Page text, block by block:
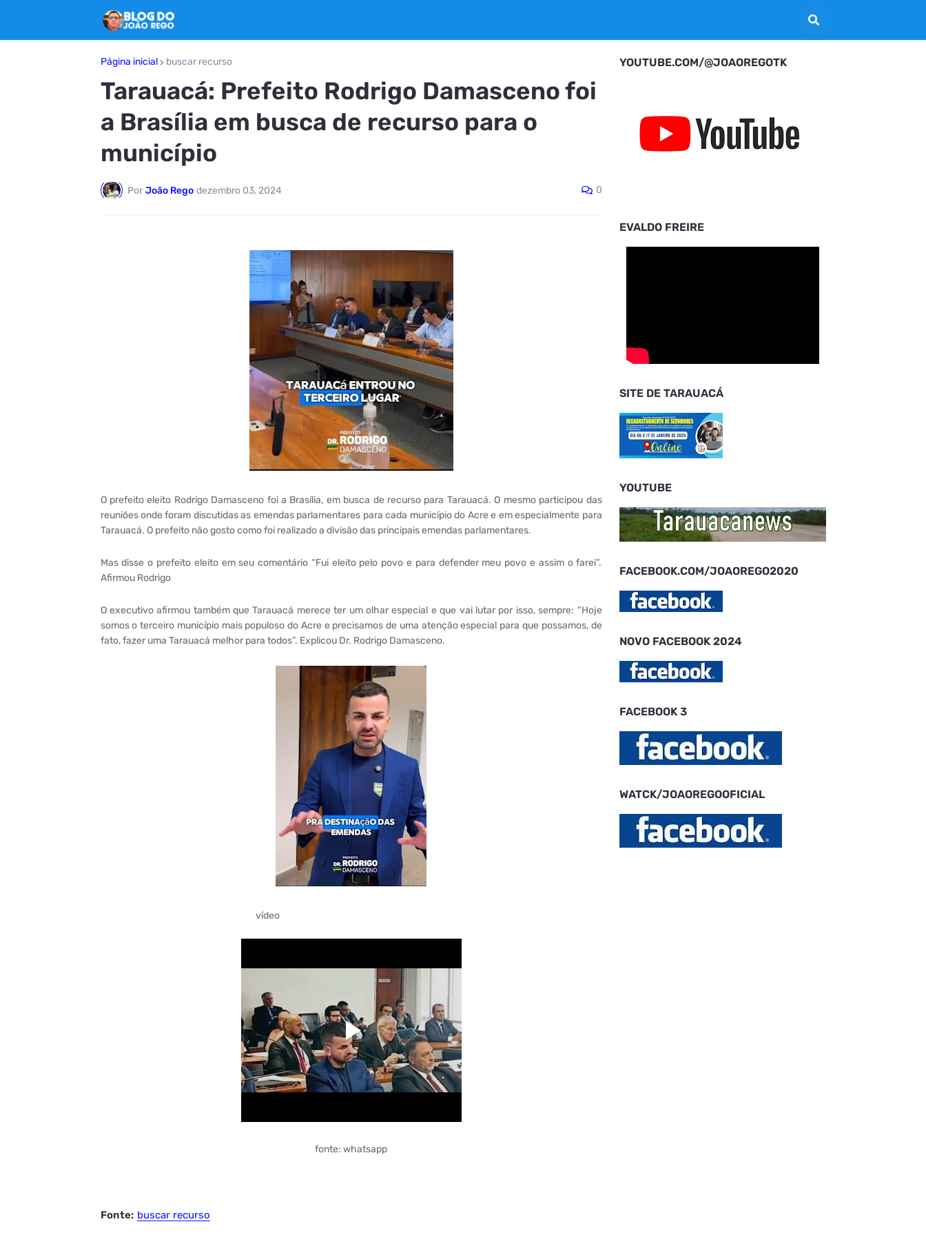
Página inicial buscar recurso
Tarauacá: Prefeito Rodrigo Damasceno foi
a Brasília em busca de recurso para o
município
Por João Rego dezembro 03, 2024 0
O prefeito eleito Rodrigo Damasceno foi a Brasília, em busca de recurso para Tarauacá. O mesmo participou das
reuniões onde foram discutidas as emendas parlamentares para cada município do Acre e em especialmente para
Tarauacá. O prefeito não gosto como foi realizado a divisão das principais emendas parlamentares.
Mas disse o prefeito eleito em seu comentário “Fui eleito pelo povo e para defender meu povo e assim o farei”.
Afirmou Rodrigo
O executivo afirmou também que Tarauacá merece ter um olhar especial e que vai lutar por isso, sempre: “Hoje
somos o terceiro município mais populoso do Acre e precisamos de uma atenção especial para que possamos, de
fato, fazer uma Tarauacá melhor para todos”. Explicou Dr. Rodrigo Damasceno.
vídeo
fonte: whatsapp
Fonte: buscar recurso
YOUTUBE.COM/@JOAOREGOTK
EVALDO FREIRE
SITE DE TARAUACÁ
YOUTUBE
FACEBOOK.COM/JOAOREGO2020
NOVO FACEBOOK 2024
FACEBOOK 3
WATCK/JOAOREGOOFICIAL